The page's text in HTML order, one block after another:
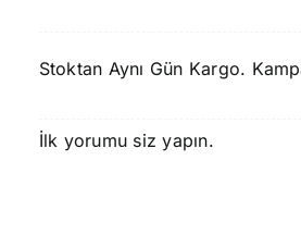
Stoktan Aynı Gün Kargo.
İlk yorumu siz yapın.